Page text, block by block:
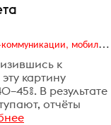
Digital (web-дизайн, интернет-реклама и продвижение, интернет-сообщества и блоги, интернет-коммуникации, мобильный маркетинг, реклама на цифровых экранах)
к
картину
В результате
отчёты